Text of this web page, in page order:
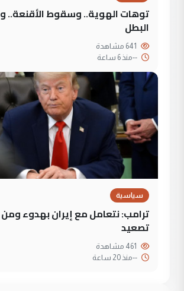
توهات الهوية.. وسقوط الأقنعة..
البطل
--منذ 6 ساعة
سياسية
ترامب: نتعامل مع إيران بهدوء
تصعيد
--منذ 20 ساعة